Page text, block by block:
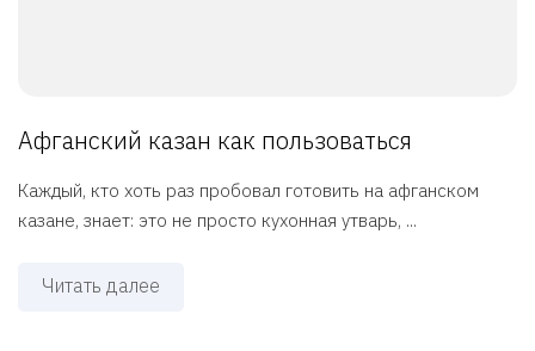
Афганский казан как пользоваться
Каждый, кто хоть раз пробовал готовить на афганском
казане, знает: это не просто кухонная утварь, ...
Читать далее